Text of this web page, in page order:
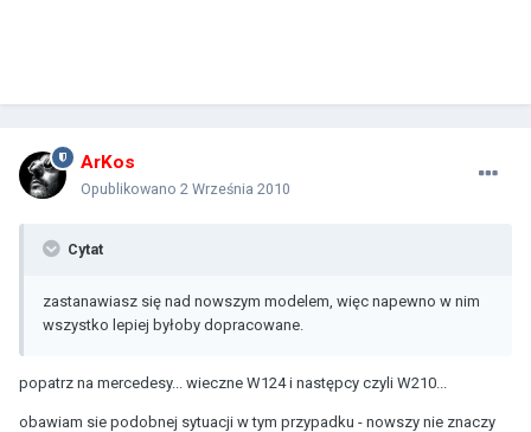
ArKos
Opublikowano 2 Września 2010
Cytat
zastanawiasz się nad nowszym modelem, więc napewno w nim
wszystko lepiej byłoby dopracowane.
popatrz na mercedesy... wieczne W124 i następcy czyli W210...
obawiam sie podobnej sytuacji w tym przypadku - nowszy nie znaczy